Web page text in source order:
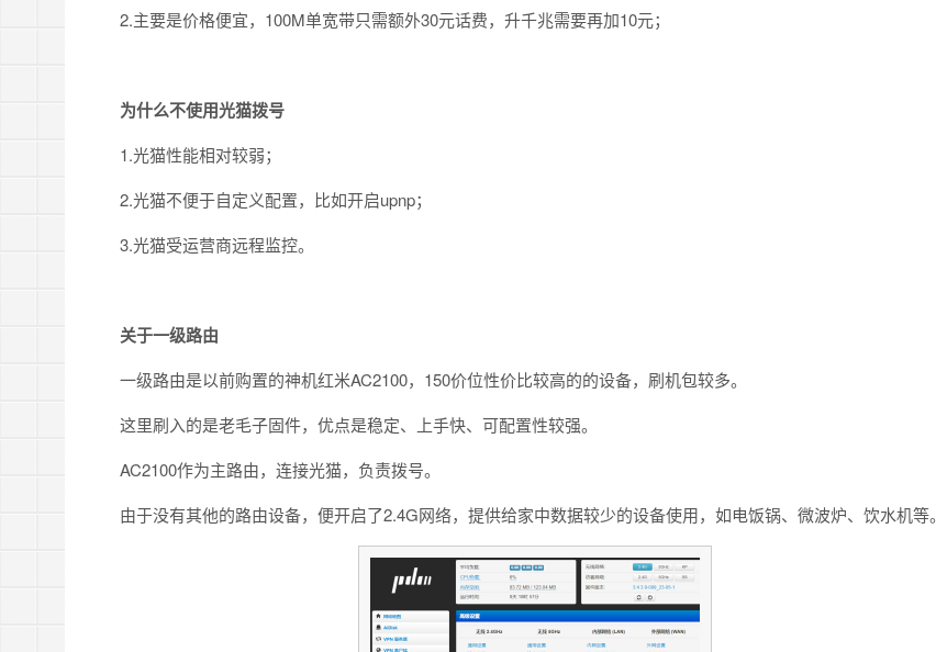
2.主要是价格便宜，100M单宽带只需额外30元话费，升千兆需要再加10元；
为什么不使用光猫拨号
1.光猫性能相对较弱；
2.光猫不便于自定义配置，比如开启upnp；
3.光猫受运营商远程监控。
关于一级路由
一级路由是以前购置的神机红米AC2100，150价位性价比较高的的设备，刷机包较多。
这里刷入的是老毛子固件，优点是稳定、上手快、可配置性较强。
AC2100作为主路由，连接光猫，负责拨号。
由于没有其他的路由设备，便开启了2.4G网络，提供给家中数据较少的设备使用，如电饭锅、微波炉、饮水机等。